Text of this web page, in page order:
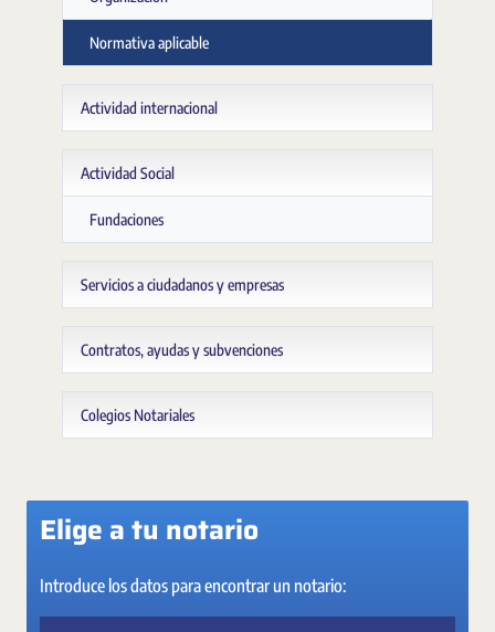
Normativa aplicable
Actividad internacional
Actividad Social
Fundaciones
Servicios a ciudadanos y empresas
Contratos, ayudas y subvenciones
Colegios Notariales
Elige a tu notario
Introduce los datos para encontrar un notario: